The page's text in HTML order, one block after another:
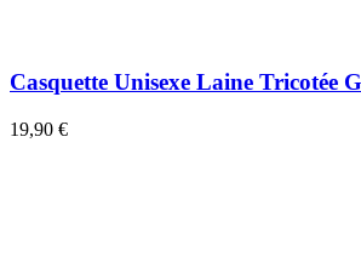
Casquette Unisexe Laine Tricotée
19,90 €